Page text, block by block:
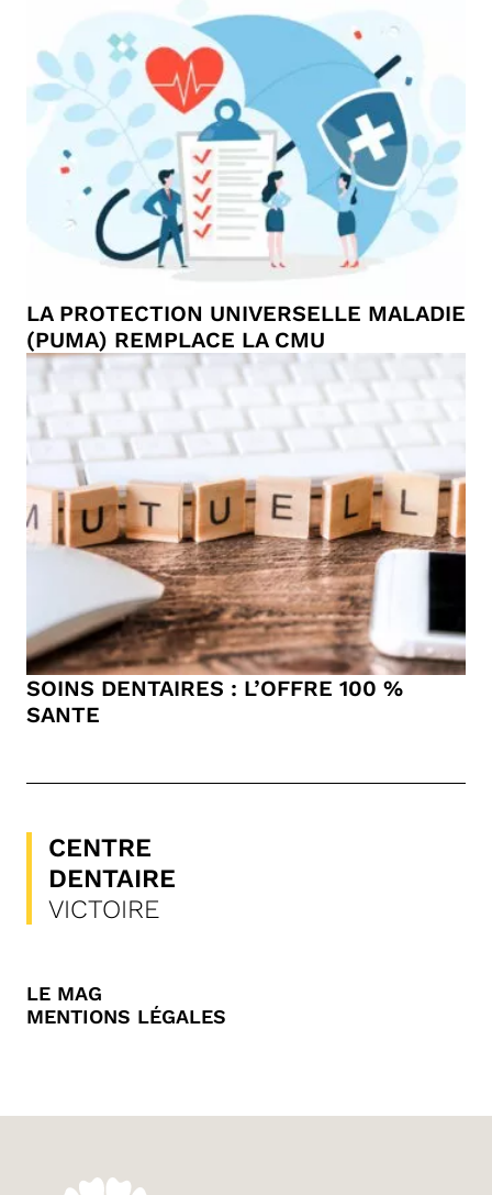
LA PROTECTION UNIVERSELLE MALADIE
(PUMA) REMPLACE LA CMU
SOINS DENTAIRES : L’OFFRE 100 %
SANTE
CENTRE
DENTAIRE
VICTOIRE
LE MAG
MENTIONS LÉGALES